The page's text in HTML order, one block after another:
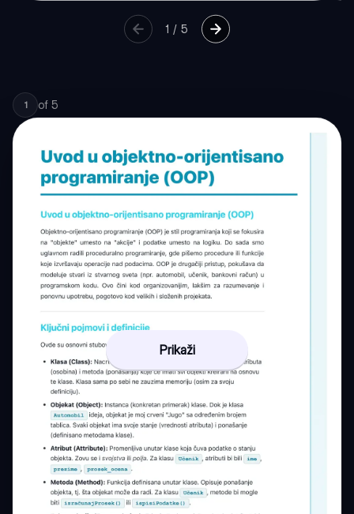
1 /5
1 of 5
Prikaži